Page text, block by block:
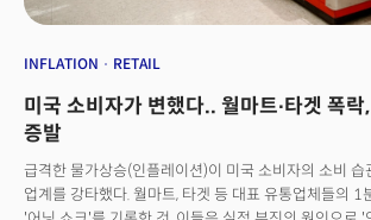
하락 전환했다. 연중 내내 치솟던 미 국채금리는 최근 9
상태로 마감했다. 사상 최고가에서 20%이상 하락하면
INFLATION RETAIL
미국 소비자가 변했다.. 월마트∙타겟 폭
증발
급격한 물가상승(인플레이션)이 미국 소비자의 소비 습
업계를 강타했다. 월마트, 타겟 등 대표 유통업체들의 1